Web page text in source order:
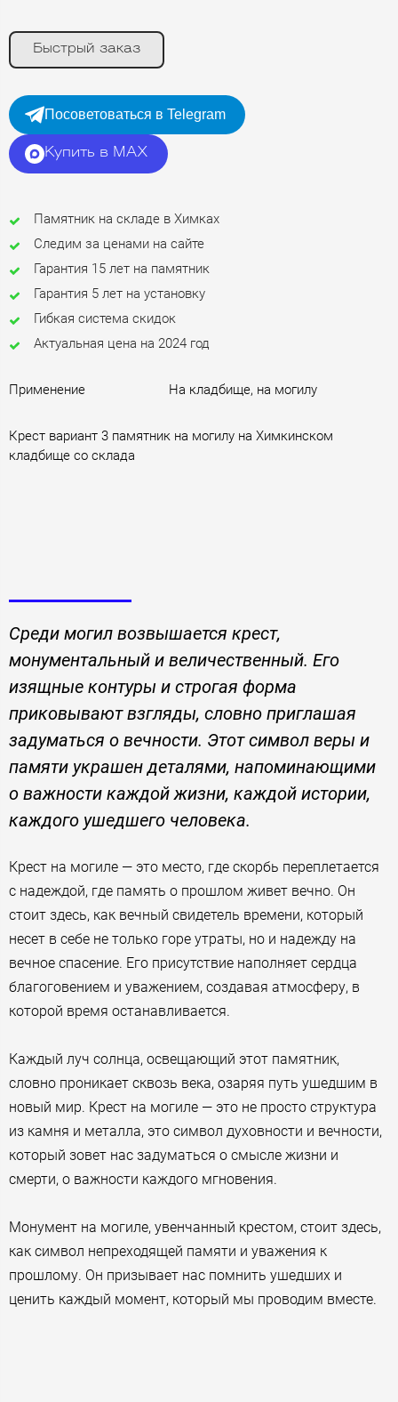
Быстрый заказ
Посоветоваться в Telegram
Купить в MAX
Памятник на складе в Химках
Следим за ценами на сайте
Гарантия 15 лет на памятник
Гарантия 5 лет на установку
Гибкая система скидок
Актуальная цена на 2024 год
Применение На кладбище, на могилу
Крест вариант 3 памятник на могилу на Химкинском
кладбище со склада
Среди могил возвышается крест,
монументальный и величественный. Его
изящные контуры и строгая форма
приковывают взгляды, словно приглашая
задуматься о вечности. Этот символ веры и
памяти украшен деталями, напоминающими
о важности каждой жизни, каждой истории,
каждого ушедшего человека.
Крест на могиле — это место, где скорбь переплетается
с надеждой, где память о прошлом живет вечно. Он
стоит здесь, как вечный свидетель времени, который
несет в себе не только горе утраты, но и надежду на
вечное спасение. Его присутствие наполняет сердца
благоговением и уважением, создавая атмосферу, в
которой время останавливается.
Каждый луч солнца, освещающий этот памятник,
словно проникает сквозь века, озаряя путь ушедшим в
новый мир. Крест на могиле — это не просто структура
из камня и металла, это символ духовности и вечности,
который зовет нас задуматься о смысле жизни и
смерти, о важности каждого мгновения.
Монумент на могиле, увенчанный крестом, стоит здесь,
как символ непреходящей памяти и уважения к
прошлому. Он призывает нас помнить ушедших и
ценить каждый момент, который мы проводим вместе.